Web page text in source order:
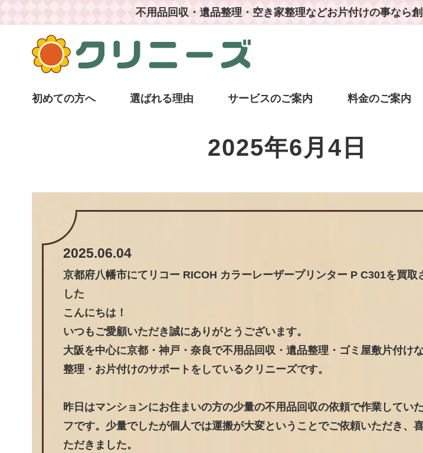
不用品回収・遺品整理・空き家整理などお片付けの事なら
初めての方へ 選ばれる理由 サービスのご案内 料金のご案内
2025年6月4日
2025.06.04
京都府八幡市にてリコー RICOH カラーレーザープリンター P C301を買取
した
こんにちは！
いつもご愛顧いただき誠にありがとうございます。
大阪を中心に京都・神戸・奈良で不用品回収・遺品整理・ゴミ屋敷片付け
整理・お片付けのサポートをしているクリニーズです。
昨日はマンションにお住まいの方の少量の不用品回収の依頼で作業してい
フです。少量でしたが個人では運搬が大変ということでご依頼いただき、
ただきました。